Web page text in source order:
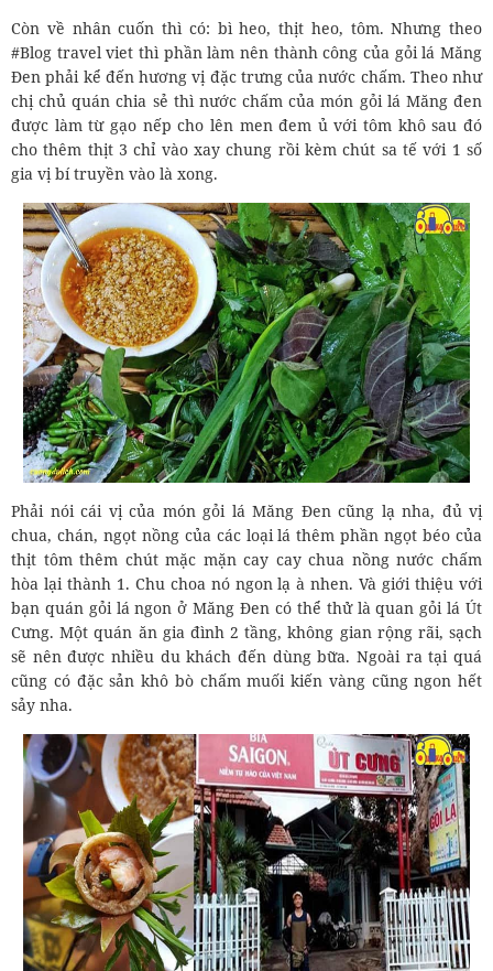
Còn về nhân cuốn thì có: bì heo, thịt heo, tôm. Nhưng theo
#Blog travel viet thì phần làm nên thành công của gỏi lá Măng
Đen phải kể đến hương vị đặc trưng của nước chấm. Theo như
chị chủ quán chia sẻ thì nước chấm của món gỏi lá Măng đen
được làm từ gạo nếp cho lên men đem ủ với tôm khô sau đó
cho thêm thịt 3 chỉ vào xay chung rồi kèm chút sa tế với 1 số
gia vị bí truyền vào là xong.
Phải nói cái vị của món gỏi lá Măng Đen cũng lạ nha, đủ vị
chua, chán, ngọt nồng của các loại lá thêm phần ngọt béo của
thịt tôm thêm chút mặc mặn cay cay chua nồng nước chấm
hòa lại thành 1. Chu choa nó ngon lạ à nhen. Và giới thiệu với
bạn quán gỏi lá ngon ở Măng Đen có thể thử là quan gỏi lá Út
Cưng. Một quán ăn gia đình 2 tầng, không gian rộng rãi, sạch
sẽ nên được nhiều du khách đến dùng bữa. Ngoài ra tại quá
cũng có đặc sản khô bò chấm muối kiến vàng cũng ngon hết
sảy nha.